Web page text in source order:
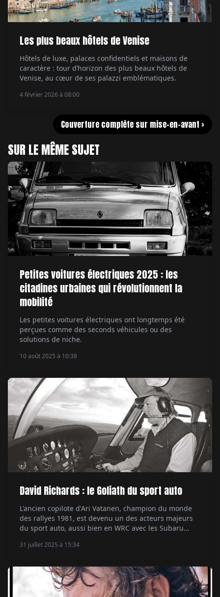
Les plus beaux hôtels de Venise
Hôtels de luxe, palaces confidentiels et maisons de
caractère : tour d’horizon des plus beaux hôtels de
Venise, au cœur de ses palazzi emblématiques.
4 février 2026 à 08:00
Couverture complète sur mise-en-avant >
SUR LE MÊME SUJET
Petites voitures électriques 2025 : les
citadines urbaines qui révolutionnent la
mobilité
Les petites voitures électriques ont longtemps été
perçues comme des seconds véhicules ou des
solutions de niche.
10 août 2025 à 10:38
David Richards : le Goliath du sport auto
L'ancien copilote d'Ari Vatanen, champion du monde
des rallyes 1981, est devenu un des acteurs majeurs
du sport auto, aussi bien en WRC avec les Subaru
sans oublier la F1 avec BAR ou le Dakar avec Dacia. Par
31 juillet 2025 à 15:34